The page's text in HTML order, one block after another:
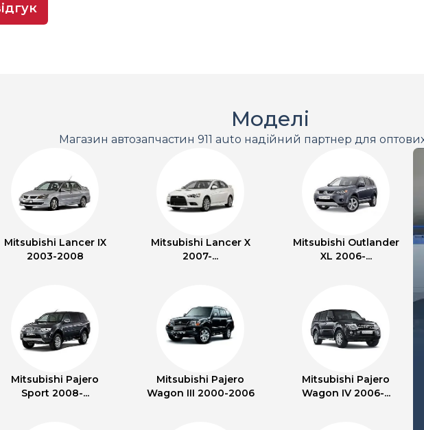
Моделі
Магазин автозапчастин 911 auto надійний партнер для
Mitsubishi Lancer IX
2003-2008
Mitsubishi Lancer X
2007-...
Mitsubishi Outlander
XL 2006-...
Mitsubishi Pajero
Sport 2008-...
Mitsubishi Pajero
Wagon III 2000-2006
Mitsubishi Pajero
Wagon IV 2006-...